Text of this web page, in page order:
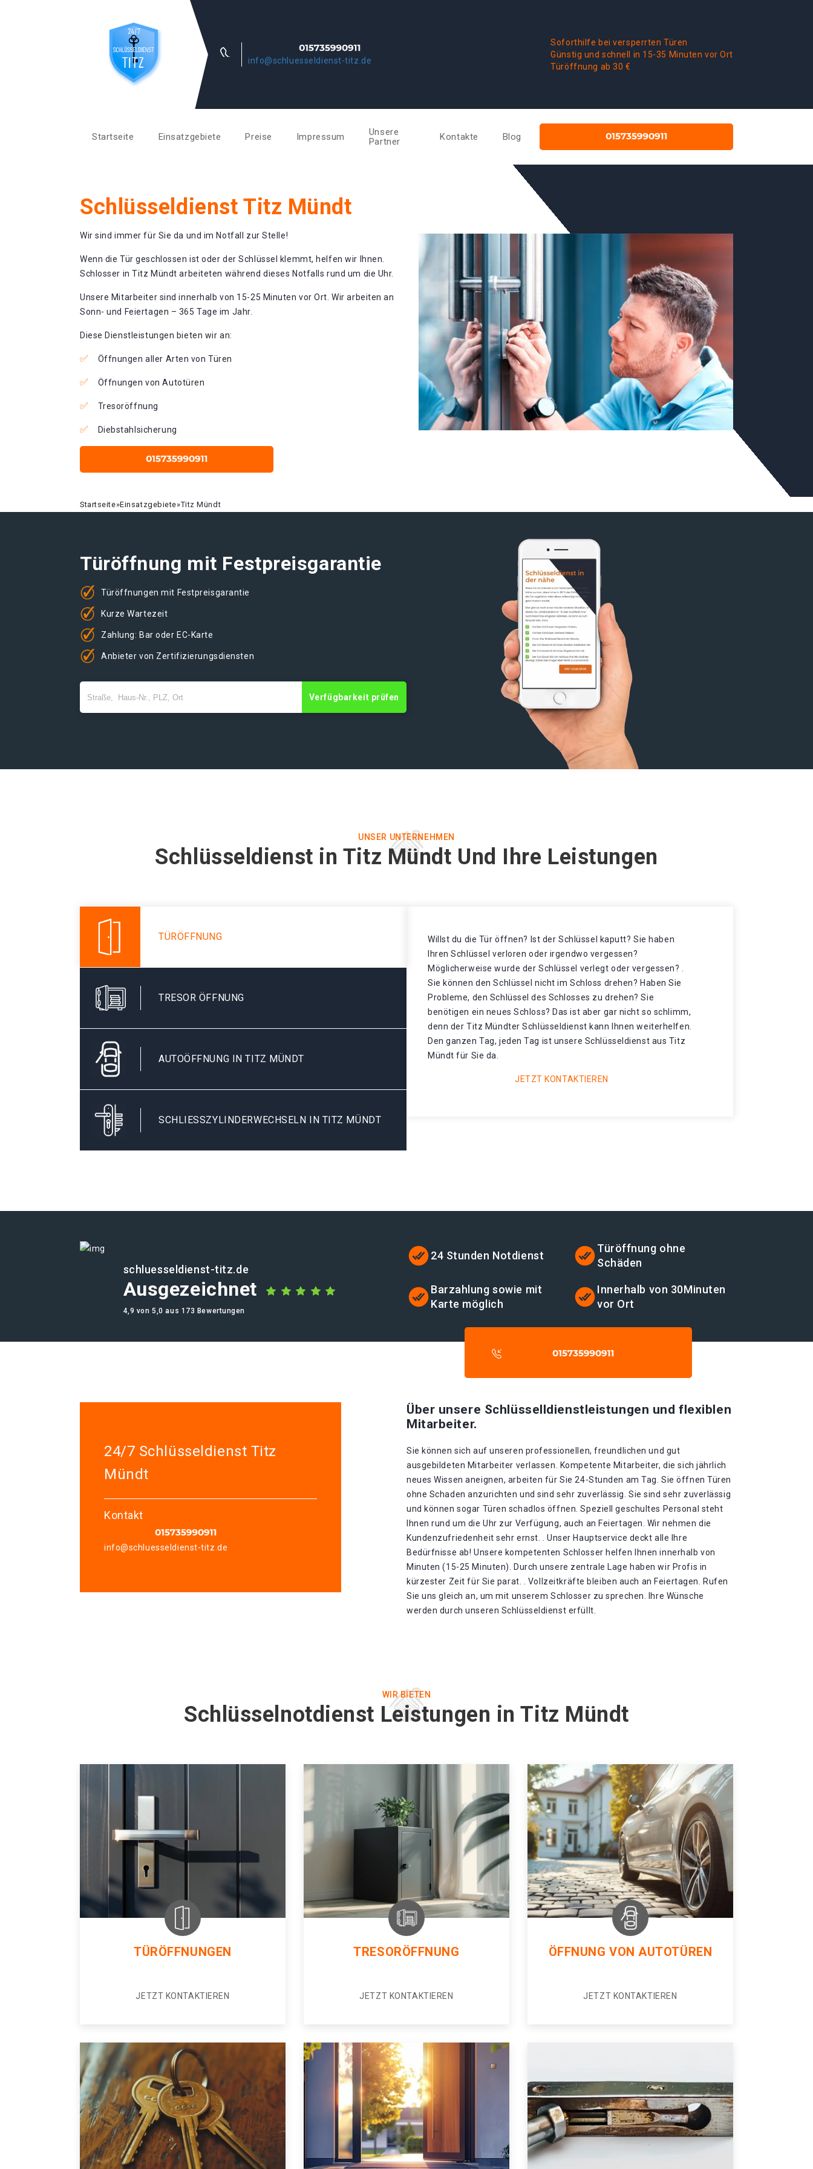
info@schluesseldienst-titz.de
Soforthilfe bei versperrten Türen
Günstig und schnell in 15-35 Minuten vor Ort
Türöffnung ab 30 €
Startseite Einsatzgebiete Preise Impressum
Unsere
Partner
Kontakte Blog
Schlüsseldienst Titz Mündt
Wir sind immer für Sie da und im Notfall zur Stelle!
Wenn die Tür geschlossen ist oder der Schlüssel klemmt, helfen wir Ihnen.
Schlosser in Titz Mündt arbeiteten während dieses Notfalls rund um die Uhr.
Unsere Mitarbeiter sind innerhalb von 15-25 Minuten vor Ort. Wir arbeiten an
Sonn- und Feiertagen – 365 Tage im Jahr.
Diese Dienstleistungen bieten wir an:
Öffnungen aller Arten von Türen
Öffnungen von Autotüren
Tresoröffnung
Diebstahlsicherung
Startseite»Einsatzgebiete»Titz Mündt
Türöffnung mit Festpreisgarantie
Türöffnungen mit Festpreisgarantie
Kurze Wartezeit
Zahlung: Bar oder EC-Karte
Anbieter von Zertifizierungsdiensten
Verfügbarkeit prüfen
UNSER UNTERNEHMEN
Schlüsseldienst in Titz Mündt Und Ihre Leistungen
TÜRÖFFNUNG
TRESOR ÖFFNUNG
AUTOÖFFNUNG IN TITZ MÜNDT
SCHLIESSZYLINDERWECHSELN IN TITZ MÜNDT
Willst du die Tür öffnen? Ist der Schlüssel kaputt? Sie haben
Ihren Schlüssel verloren oder irgendwo vergessen?
Möglicherweise wurde der Schlüssel verlegt oder vergessen? .
Sie können den Schlüssel nicht im Schloss drehen? Haben Sie
Probleme, den Schlüssel des Schlosses zu drehen? Sie
benötigen ein neues Schloss? Das ist aber gar nicht so schlimm,
denn der Titz Mündter Schlüsseldienst kann Ihnen weiterhelfen.
Den ganzen Tag, jeden Tag ist unsere Schlüsseldienst aus Titz
Mündt für Sie da.
JETZT KONTAKTIEREN
schluesseldienst-titz.de
Ausgezeichnet
4,9 von 5,0 aus 173 Bewertungen
24 Stunden Notdienst
Türöffnung ohne
Schäden
Barzahlung sowie mit
Karte möglich
Innerhalb von 30Minuten
vor Ort
24/7 Schlüsseldienst Titz
Mündt
Kontakt
info@schluesseldienst-titz.de
Über unsere Schlüsselldienstleistungen und flexiblen
Mitarbeiter.
Sie können sich auf unseren professionellen, freundlichen und gut
ausgebildeten Mitarbeiter verlassen. Kompetente Mitarbeiter, die sich jährlich
neues Wissen aneignen, arbeiten für Sie 24-Stunden am Tag. Sie öffnen Türen
ohne Schaden anzurichten und sind sehr zuverlässig. Sie sind sehr zuverlässig
und können sogar Türen schadlos öffnen. Speziell geschultes Personal steht
Ihnen rund um die Uhr zur Verfügung, auch an Feiertagen. Wir nehmen die
Kundenzufriedenheit sehr ernst. . Unser Hauptservice deckt alle Ihre
Bedürfnisse ab! Unsere kompetenten Schlosser helfen Ihnen innerhalb von
Minuten (15-25 Minuten). Durch unsere zentrale Lage haben wir Profis in
kürzester Zeit für Sie parat. . Vollzeitkräfte bleiben auch an Feiertagen. Rufen
Sie uns gleich an, um mit unserem Schlosser zu sprechen. Ihre Wünsche
werden durch unseren Schlüsseldienst erfüllt.
WIR BIETEN
Schlüsselnotdienst Leistungen in Titz Mündt
TÜRÖFFNUNGEN
JETZT KONTAKTIEREN
TRESORÖFFNUNG
JETZT KONTAKTIEREN
ÖFFNUNG VON AUTOTÜREN
JETZT KONTAKTIEREN